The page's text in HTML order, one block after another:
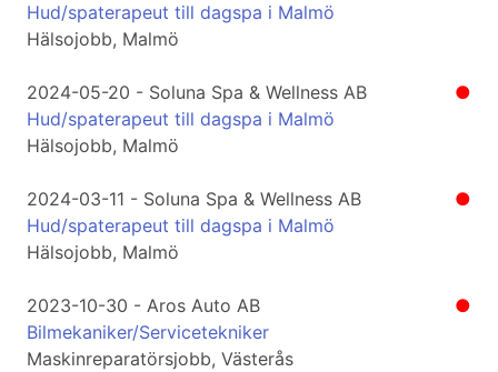
Hud/spaterapeut till dagspa i Malmö
Hälsojobb, Malmö
●
2024-05-20 - Soluna Spa & Wellness AB
Hud/spaterapeut till dagspa i Malmö
Hälsojobb, Malmö
●
2024-03-11 - Soluna Spa & Wellness AB
Hud/spaterapeut till dagspa i Malmö
Hälsojobb, Malmö
●
2023-10-30 - Aros Auto AB
Bilmekaniker/Servicetekniker
Maskinreparatörsjobb, Västerås